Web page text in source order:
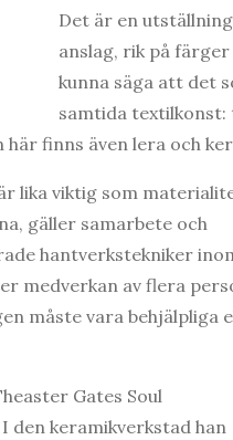
Det är en
anslag, rik på
kunna säga att det
samtida textilkonst:
finns även lera och
lika viktig som
gäller samarbete och
hantverkstekniker
medverkan av flera
måste vara behjälpliga
Gates Soul
I den keramikverkstad han